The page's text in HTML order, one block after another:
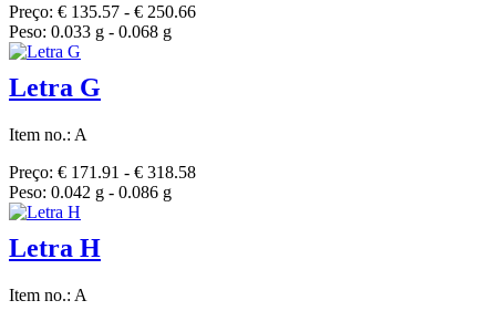
Preço: € 135.57 - € 250.66
Peso: 0.033 g - 0.068 g
Letra G
Item no.: A
Preço: € 171.91 - € 318.58
Peso: 0.042 g - 0.086 g
Letra H
Item no.: A